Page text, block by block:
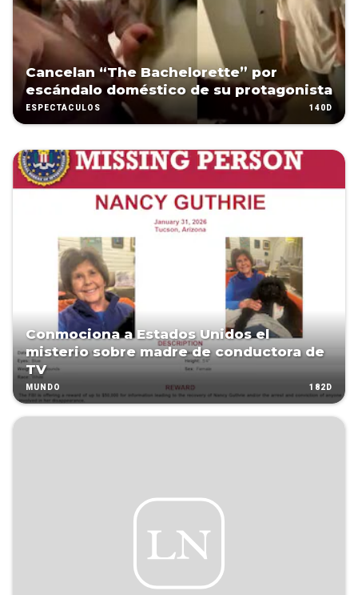
Cancelan “The Bachelorette” por
escándalo doméstico de su protagonista
ESPECTÁCULOS 140D
Conmociona a Estados Unidos el
misterio sobre madre de conductora de
TV
MUNDO 182D